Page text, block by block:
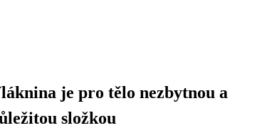
je pro tělo nezbytnou a
složkou